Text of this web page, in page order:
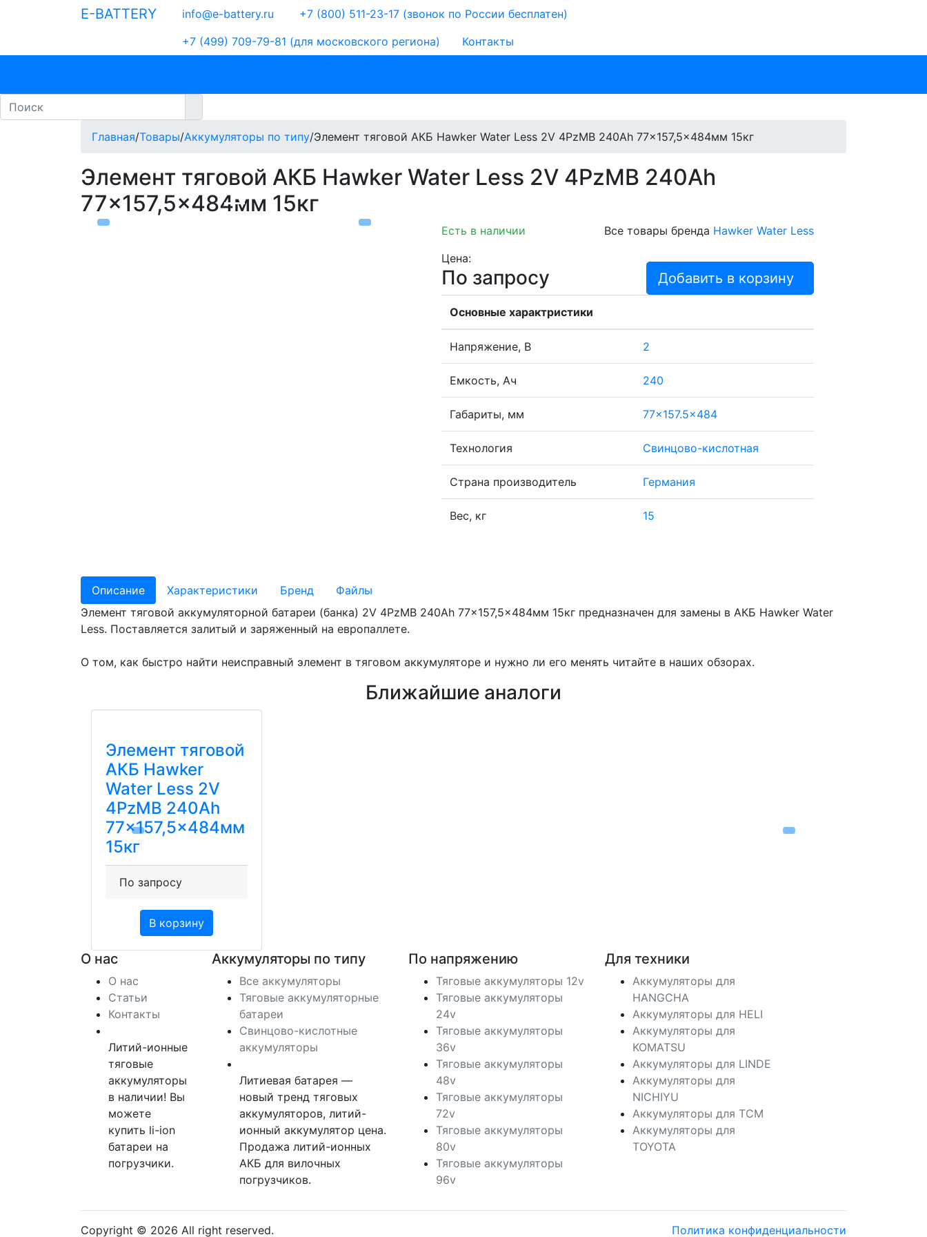
E-BATTERY info@e-battery.ru +7 (800) 511-23-17 (звонок по России бесплатен)
+7 (499) 709-79-81 (для московского региона) Контакты
Главная/Товары/Аккумуляторы по типу/Элемент тяговой АКБ Hawker Water Less 2V 4PzMB 240Ah 77x157,5x484мм 15кг
Элемент тяговой АКБ Hawker Water Less 2V 4PzMB 240Ah
77×157,5×484мм 15кг
Есть в наличии Все товары бренда Hawker Water Less
Цена:
По запросу Добавить в корзину
Основные характристики
Напряжение, В 2
Емкость, Ач 240
Габариты, мм 77x157.5x484
Технология Свинцово-кислотная
Страна производитель Германия
Вес, кг 15
Описание Характеристики Бренд
Файлы
Элемент тяговой аккумуляторной батареи (банка) 2V 4PzMB 240Ah 77×157,5×484мм 15кг предназначен для замены в АКБ Hawker Water
Less. Поставляется залитый и заряженный на европаллете.
О том, как быстро найти неисправный элемент в тяговом аккумуляторе и нужно ли его менять читайте в наших обзорах.
Ближайшие аналоги
Элемент тяговой
АКБ Hawker
Water Less 2V
4PzMB 240Ah
77×157,5×484мм
15кг
По запросу
В корзину
О нас
О нас
Статьи
Контакты
Литий-ионные
тяговые
аккумуляторы
в наличии! Вы
можете
купить li-ion
батареи на
погрузчики.
Аккумуляторы по типу
Все аккумуляторы
Тяговые аккумуляторные
батареи
Свинцово-кислотные
аккумуляторы
Литиевая батарея —
новый тренд тяговых
аккумуляторов, литий-
ионный аккумулятор цена.
Продажа литий-ионных
АКБ для вилочных
погрузчиков.
По напряжению
Тяговые аккумуляторы 12v
Тяговые аккумуляторы
24v
Тяговые аккумуляторы
36v
Тяговые аккумуляторы
48v
Тяговые аккумуляторы
72v
Тяговые аккумуляторы
80v
Тяговые аккумуляторы
96v
Для техники
Аккумуляторы для
HANGCHA
Аккумуляторы для HELI
Аккумуляторы для
KOMATSU
Аккумуляторы для LINDE
Аккумуляторы для
NICHIYU
Аккумуляторы для TCM
Аккумуляторы для
TOYOTA
Copyright © 2026 All right reserved. Политика конфиденциальности